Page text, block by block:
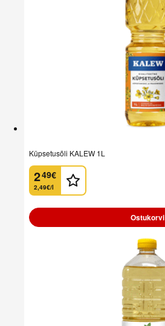
Küpsetusõli KALEW 1L
2
. 49€
2,49€/l
Ostukorvi